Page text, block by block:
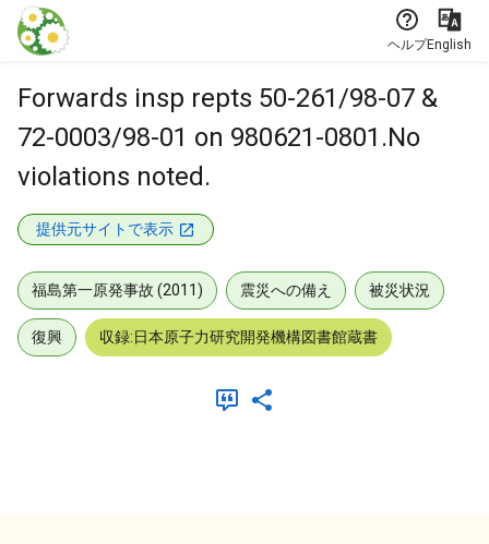
本文に飛ぶ
ヘルプEnglish
Forwards insp repts 50-261/98-07 &
72-0003/98-01 on 980621-0801.No
violations noted.
提供元サイトで表示
福島第一原発事故 (2011) 震災への備え 被災状況
復興 収録:日本原子力研究開発機構図書館蔵書